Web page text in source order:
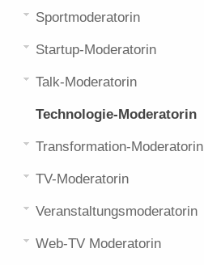
Sportmoderatorin
Startup-Moderatorin
Talk-Moderatorin
Technologie-Moderatorin
Transformation-Moderatorin
TV-Moderatorin
Veranstaltungsmoderatorin
Web-TV Moderatorin